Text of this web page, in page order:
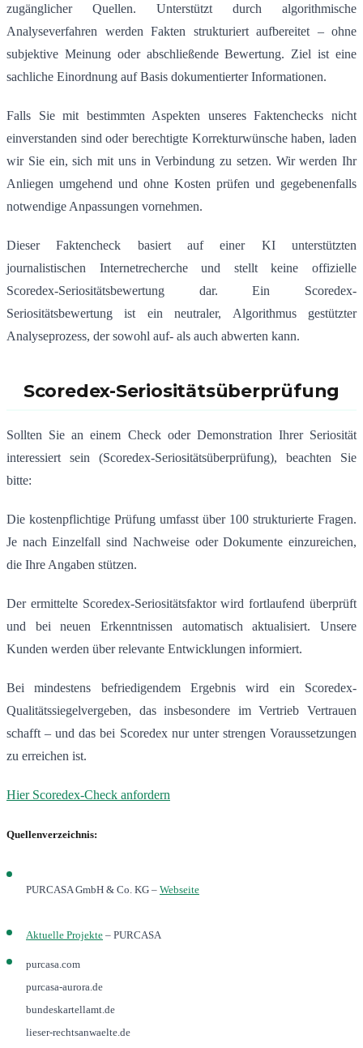
zugänglicher Quellen. Unterstützt durch algorithmische
Analyseverfahren werden Fakten strukturiert aufbereitet – ohne
subjektive Meinung oder abschließende Bewertung. Ziel ist eine
sachliche Einordnung auf Basis dokumentierter Informationen.
Falls Sie mit bestimmten Aspekten unseres Faktenchecks nicht
einverstanden sind oder berechtigte Korrekturwünsche haben, laden
wir Sie ein, sich mit uns in Verbindung zu setzen. Wir werden Ihr
Anliegen umgehend und ohne Kosten prüfen und gegebenenfalls
notwendige Anpassungen vornehmen.
Dieser Faktencheck basiert auf einer KI unterstützten
journalistischen Internetrecherche und stellt keine offizielle
Scoredex-Seriositätsbewertung dar. Ein Scoredex-
Seriositätsbewertung ist ein neutraler, Algorithmus gestützter
Analyseprozess, der sowohl auf- als auch abwerten kann.
Scoredex-Seriositätsüberprüfung
Sollten Sie an einem Check oder Demonstration Ihrer Seriosität
interessiert sein (Scoredex-Seriositätsüberprüfung), beachten Sie
bitte:
Die kostenpflichtige Prüfung umfasst über 100 strukturierte Fragen.
Je nach Einzelfall sind Nachweise oder Dokumente einzureichen,
die Ihre Angaben stützen.
Der ermittelte Scoredex-Seriositätsfaktor wird fortlaufend überprüft
und bei neuen Erkenntnissen automatisch aktualisiert. Unsere
Kunden werden über relevante Entwicklungen informiert.
Bei mindestens befriedigendem Ergebnis wird ein Scoredex-
Qualitätssiegelvergeben, das insbesondere im Vertrieb Vertrauen
schafft – und das bei Scoredex nur unter strengen Voraussetzungen
zu erreichen ist.
Hier Scoredex-Check anfordern
Quellenverzeichnis:
PURCASA GmbH & Co. KG – Webseite
Aktuelle Projekte – PURCASA
purcasa.com
purcasa-aurora.de
bundeskartellamt.de
lieser-rechtsanwaelte.de